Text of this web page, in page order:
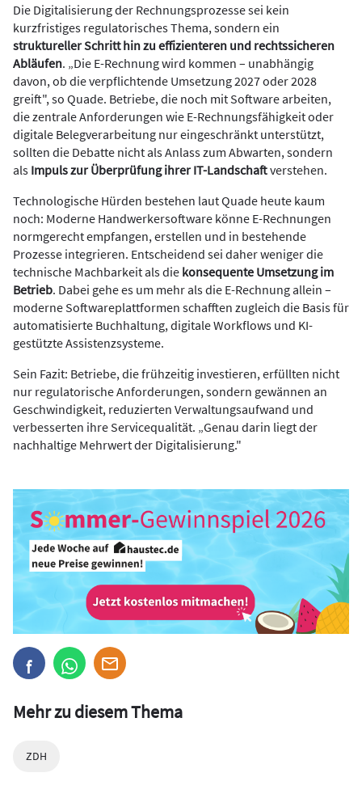
Die Digitalisierung der Rechnungsprozesse sei kein
kurzfristiges regulatorisches Thema, sondern ein
struktureller Schritt hin zu effizienteren und rechtssicheren
Abläufen. „Die E-Rechnung wird kommen – unabhängig
davon, ob die verpflichtende Umsetzung 2027 oder 2028
greift", so Quade. Betriebe, die noch mit Software arbeiten,
die zentrale Anforderungen wie E-Rechnungsfähigkeit oder
digitale Belegverarbeitung nur eingeschränkt unterstützt,
sollten die Debatte nicht als Anlass zum Abwarten, sondern
als Impuls zur Überprüfung ihrer IT-Landschaftverstehen.
Technologische Hürden bestehen laut Quade heute kaum
noch: Moderne Handwerkersoftware könne E-Rechnungen
normgerecht empfangen, erstellen und in bestehende
Prozesse integrieren. Entscheidend sei daher weniger die
technische Machbarkeit als die konsequente Umsetzung im
Betrieb. Dabei gehe es um mehr als die E-Rechnung allein –
moderne Softwareplattformen schafften zugleich die Basis für
automatisierte Buchhaltung, digitale Workflows und KI-
gestützte Assistenzsysteme.
Sein Fazit: Betriebe, die frühzeitig investieren, erfüllten nicht
nur regulatorische Anforderungen, sondern gewännen an
Geschwindigkeit, reduzierten Verwaltungsaufwand und
verbesserten ihre Servicequalität. „Genau darin liegt der
nachhaltige Mehrwert der Digitalisierung."
Mehr zu diesem Thema
ZDH